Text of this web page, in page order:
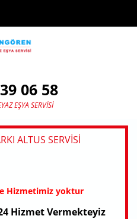
06 58
EŞYA SERVISI
ALTUS SERVISI
Hizmetimiz yoktur
Hizmet Vermekteyiz